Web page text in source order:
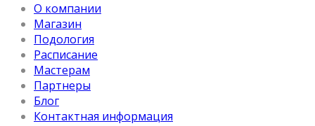
О компании
Магазин
Подология
Расписание
Мастерам
Партнеры
Блог
Контактная информация